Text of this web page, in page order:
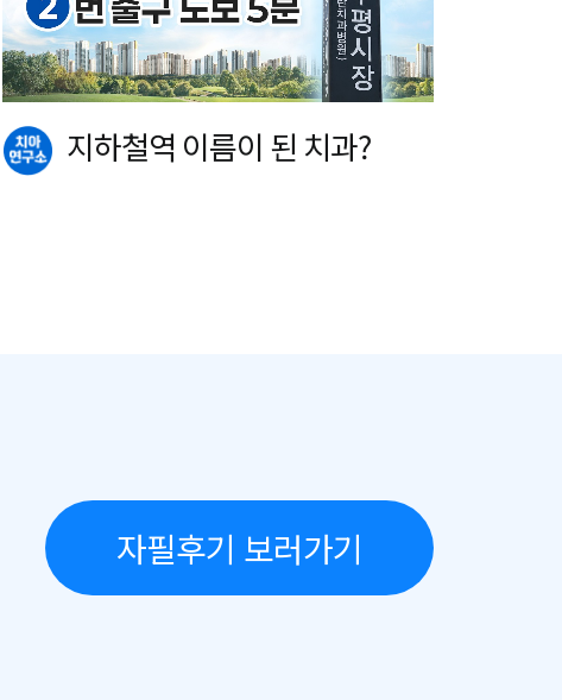
지하철역 이름이 된 치과?
자필후기 보러가기